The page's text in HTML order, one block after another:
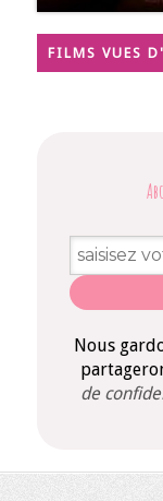
FILMS VUES
Nous
de